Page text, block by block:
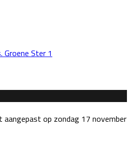
aangepast op zondag 17 november